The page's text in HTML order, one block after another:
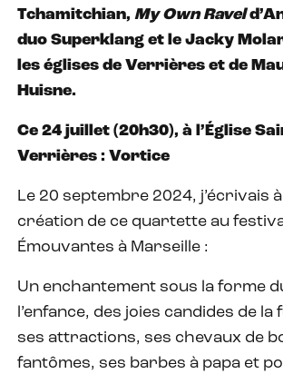
Tchamitchian, My Own Ravel
duo Superklang et le Jacky
les églises de Verrières et de
Huisne.
Ce 24 juillet (20h30), à l’Église
Verrières : Vortice
Le 20 septembre 2024, j’écrivais
création de ce quartette au
Émouvantes à Marseille :
Un enchantement sous la forme
l’enfance, des joies candides de
ses attractions, ses chevaux de
fantômes, ses barbes à papa et